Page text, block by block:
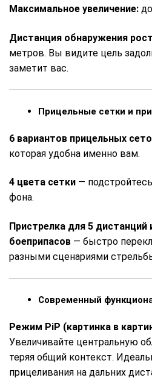
Максимальное увеличение:
Дистанция обнаружения
метров. Вы видите цель
заметит вас.
Прицельные сетки и
6 вариантов прицельных
которая удобна именно вам.
4 цвета сетки —
фона.
Пристрелка для 5 дистанций
боеприпасов — быстро
разными сценариями
Современный
Режим PiP (картинка в
Увеличивайте центральную
теряя общий контекст.
прицеливания на дальних